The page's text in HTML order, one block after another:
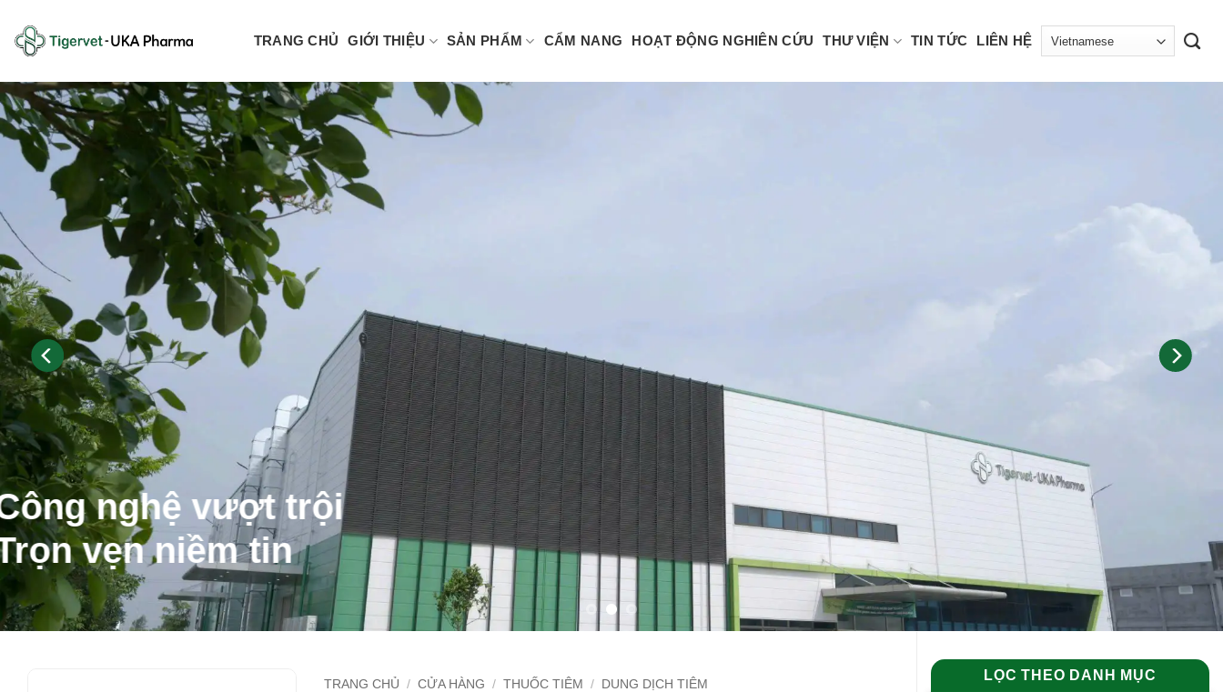
qua
dung
TRANG CHỦ GIỚI THIỆU SẢN PHẨM CẨM NANG HOẠT ĐỘNG NGHIÊN CỨU THƯ VIỆN TIN TỨC LIÊN HỆ
Công nghệ vượt trội
Trọn vẹn niềm tin
LỌC THEO DANH MỤC
TRANG CHỦ / CỬA HÀNG / THUỐC TIÊM / DUNG DỊCH TIÊM